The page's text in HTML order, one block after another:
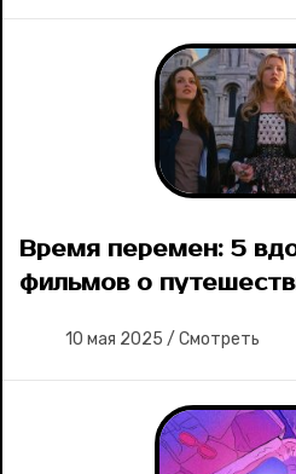
Рецепты
Ваши истории
Время перемен: 5
фильмов о
10 мая 2025 / Смотреть